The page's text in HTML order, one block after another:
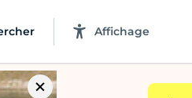
Affichage